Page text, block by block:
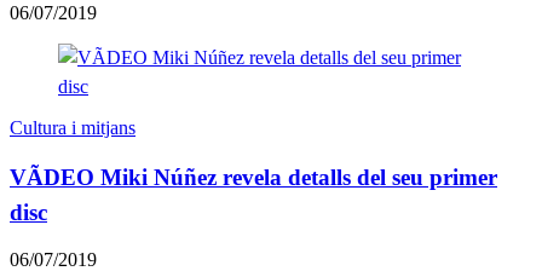
06/07/2019
Cultura i mitjans
VÃDEO Miki Núñez revela detalls del seu primer
disc
06/07/2019